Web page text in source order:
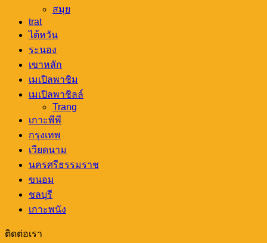
สมุย
trat
ไต้หวัน
ระนอง
เขาหลัก
เมเปิลพาชิม
เมเปิลพาชิลล์
Trang
เกาะพีพี
กรุงเทพ
เวียดนาม
นครศรีธรรมราช
ขนอม
ชลบุรี
เกาะพนัง
ติดต่อเรา